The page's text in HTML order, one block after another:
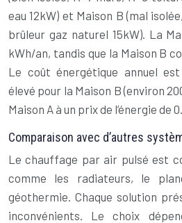
eau 12kW) et Maison B (mal
brûleur gaz naturel 15kW). La
kWh/an, tandis que la Maison B
Le coût énergétique annuel
élevé pour la Maison B (environ
Maison A à un prix de l’énergie de
Comparaison avec d’autres
Le chauffage par air pulsé est
comme les radiateurs, le
géothermie. Chaque solution
inconvénients. Le choix